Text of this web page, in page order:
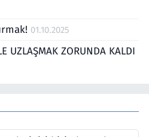
01.10.2025
UZLAŞMAK ZORUNDA KALDI